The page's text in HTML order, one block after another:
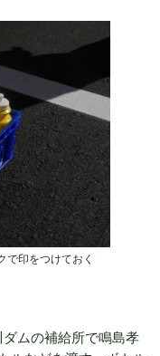
で印をつけておく
ムの補給所で鳴島孝